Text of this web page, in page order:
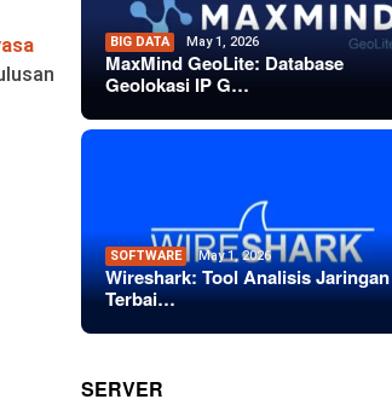
BIG DATA May 1, 2026
MaxMind GeoLite: Database
Geolokasi IP G…
SOFTWARE May 1, 2026
Wireshark: Tool Analisis Jaringan
Terbai…
SERVER